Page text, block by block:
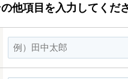
他項目を入力してくだ